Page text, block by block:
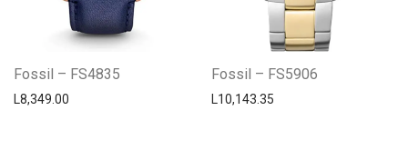
Fossil – FS4835
L8,349.00
Fossil – FS5906
L10,143.35